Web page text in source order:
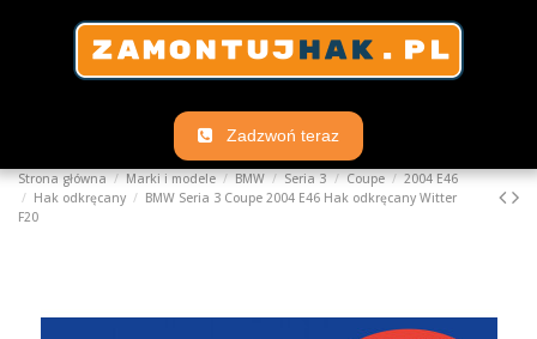
Zadzwoń teraz
Strona główna Marki i modele BMW Seria 3 Coupe
2004 E46
Hak odkręcany
BMW Seria 3 Coupe 2004 E46 Hak odkręcany Witter
F20